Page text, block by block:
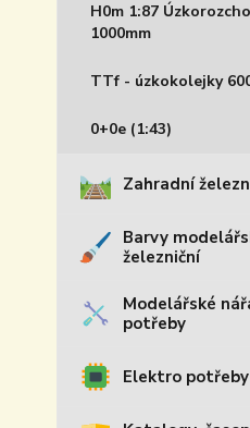
H0m 1:87
1000mm
TTf - úzkokolejky
0+0e (1:43)
Zahradní
Barvy
železniční
Modelářské
potřeby
Elektro potřeby